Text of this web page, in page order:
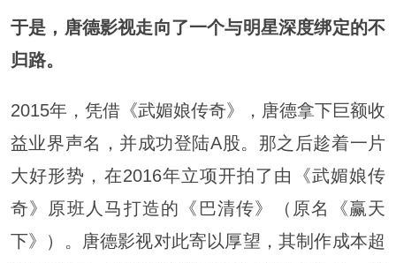
于是，唐德影视走向了一个与明星深度绑定的不
归路。
2015年，凭借《武媚娘传奇》，唐德拿下巨额收
益业界声名，并成功登陆A股。那之后趁着一片
大好形势，在2016年立项开拍了由《武媚娘传
奇》原班人马打造的《巴清传》（原名《赢天
下》）。唐德影视对此寄以厚望，其制作成本超